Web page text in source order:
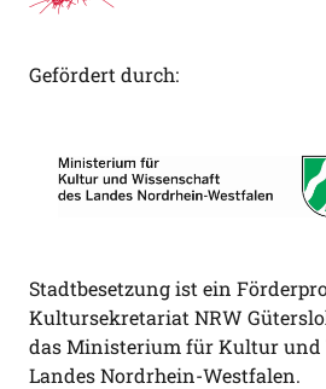
Gefördert durch:
Stadtbesetzung ist ein
Kultursekretariat NRW
das Ministerium für Kultur und
Landes Nordrhein-Westfalen.